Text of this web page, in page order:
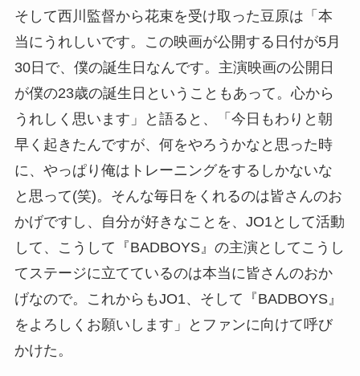
そして西川監督から花束を受け取った豆原は「本
当にうれしいです。この映画が公開する日付が5月
30日で、僕の誕生日なんです。主演映画の公開日
が僕の23歳の誕生日ということもあって。心から
うれしく思います」と語ると、「今日もわりと朝
早く起きたんですが、何をやろうかなと思った時
に、やっぱり俺はトレーニングをするしかないな
と思って(笑)。そんな毎日をくれるのは皆さんのお
かげですし、自分が好きなことを、JO1として活動
して、こうして『BADBOYS』の主演としてこうし
てステージに立てているのは本当に皆さんのおか
げなので。これからもJO1、そして『BADBOYS』
をよろしくお願いします」とファンに向けて呼び
かけた。